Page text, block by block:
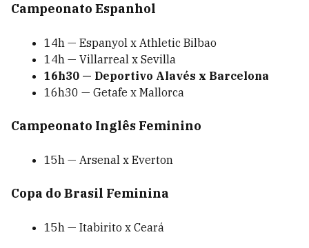
Campeonato Espanhol
14h — Espanyol x Athletic Bilbao
14h — Villarreal x Sevilla
16h30 — Deportivo Alavés x Barcelona
16h30 — Getafe x Mallorca
Campeonato Inglês Feminino
15h — Arsenal x Everton
Copa do Brasil Feminina
15h — Itabirito x Ceará